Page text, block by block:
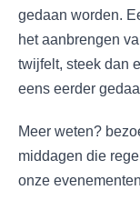
gedaan worden.
het aanbrengen
twijfelt, steek dan
eens eerder
Meer weten?
middagen die
onze